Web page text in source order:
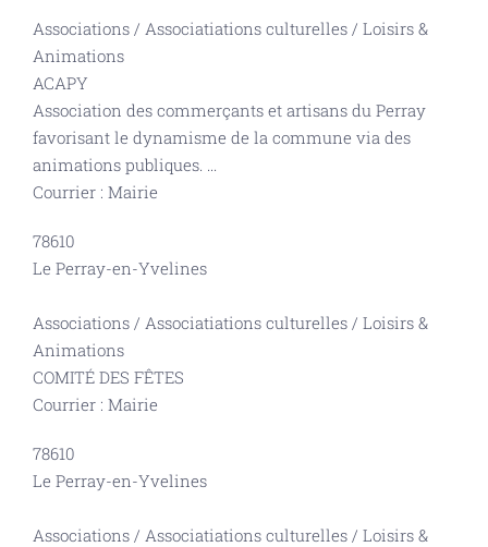
Associations / Associatiations culturelles / Loisirs &
Animations
ACAPY
Association des commerçants et artisans du Perray
favorisant le dynamisme de la commune via des
animations publiques. ...
Courrier : Mairie
78610
Le Perray-en-Yvelines
Associations / Associatiations culturelles / Loisirs &
Animations
COMITÉ DES FÊTES
Courrier : Mairie
78610
Le Perray-en-Yvelines
Associations / Associatiations culturelles / Loisirs &